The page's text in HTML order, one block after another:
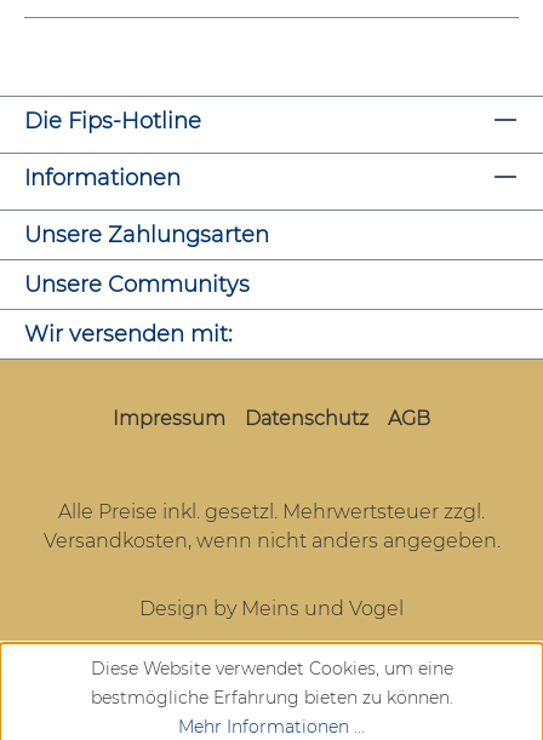
Die Fips-Hotline
Informationen
Unsere Zahlungsarten
Unsere Communitys
Wir versenden mit:
Impressum Datenschutz AGB
Alle Preise inkl. gesetzl. Mehrwertsteuer zzgl.
Versandkosten, wenn nicht anders angegeben.
Design by Meins und Vogel
Diese Website verwendet Cookies, um eine
bestmögliche Erfahrung bieten zu können.
Mehr Informationen ...